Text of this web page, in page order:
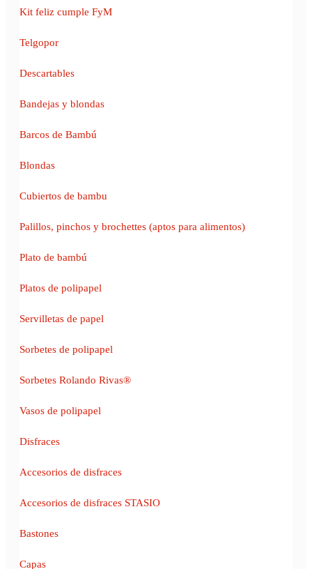
Kit feliz cumple FyM
Telgopor
Descartables
Bandejas y blondas
Barcos de Bambú
Blondas
Cubiertos de bambu
Palillos, pinchos y brochettes (aptos para alimentos)
Plato de bambú
Platos de polipapel
Servilletas de papel
Sorbetes de polipapel
Sorbetes Rolando Rivas®
Vasos de polipapel
Disfraces
Accesorios de disfraces
Accesorios de disfraces STASIO
Bastones
Capas